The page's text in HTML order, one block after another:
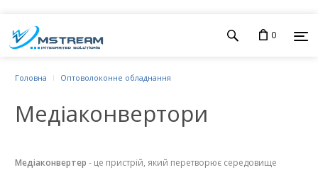
0
Головна Оптоволоконне обладнання
Медiаконвертори
Медіаконвертер - це пристрій, який перетворює середовище